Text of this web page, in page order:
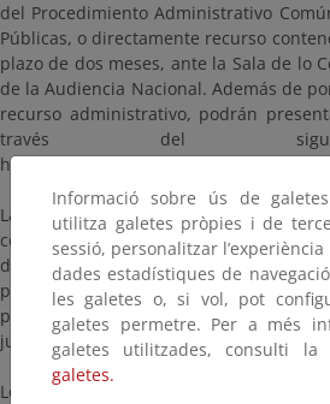
del Procedimiento Administrativo
Públicas, o directamente recurso
plazo de dos meses, ante la Sala de lo
de la Audiencia Nacional. Además de
recurso administrativo, podrán
través del
https://rec.redsara.es/registro/action/
Las Administraciones Públicas,
contencioso-administrativo, en el plazo
de lo Contencioso-Administrativo de
perjuicio de poder efectuar el
plazo determinados en el artículo 44
julio, de la Jurisdicción Contencioso-
Los plazos serán contados desde el
Informació sobre ús de
utilitza galetes pròpies i de
sessió, personalitzar
dades estadístiques de
les galetes o, si vol, pot
galetes permetre. Per a més
galetes utilitzades, consulti la
galetes.